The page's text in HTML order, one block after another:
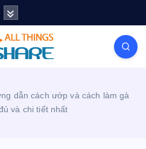
| Technology | Tips |
| Life
dẫn cách ướp và cách làm gà
và chi tiết nhất